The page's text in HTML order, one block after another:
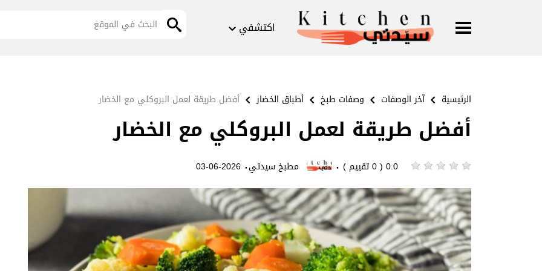
اكتشفي
الرئيسية آخر الوصفات وصفات طبخ أطباق الخضار أفضل طريقة لعمل البروكلي مع الخضار
أفضل طريقة لعمل البروكلي مع الخضار
· مطبخ سيدتي·
2026-06-03